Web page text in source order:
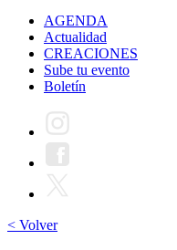
AGENDA
Actualidad
CREACIONES
Sube tu evento
Boletín
< Volver